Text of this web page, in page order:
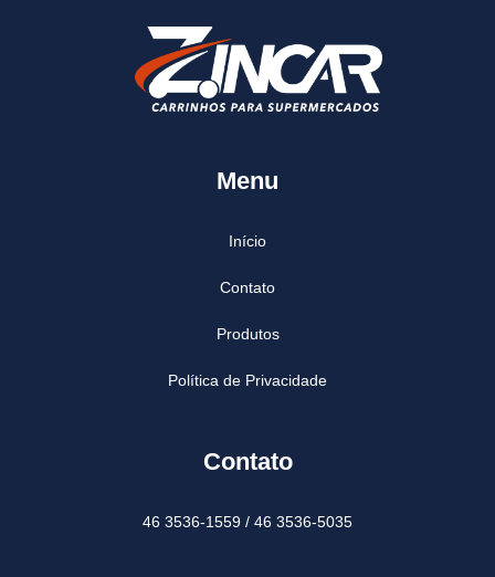
Menu
Início
Contato
Produtos
Política de Privacidade
Contato
46 3536-1559 / 46 3536-5035